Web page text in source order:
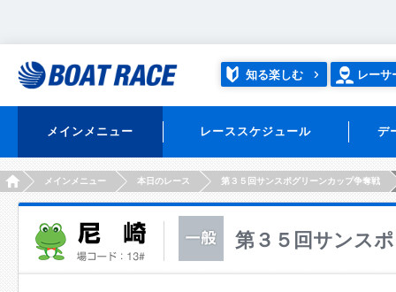
知る楽しむ レーサ
メインメニュー レーススケジュール デ
HOMEメインメニュー 本日のレース 第３５回サンスポグリーンカップ争奪戦
第３５回サンス